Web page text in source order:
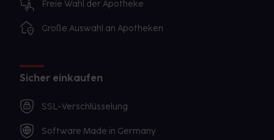
Freie Wahl der Apotheke
Große Auswahl an Apotheken
Sicher einkaufen
SSL-Verschlüsselung
Software Made in Germany